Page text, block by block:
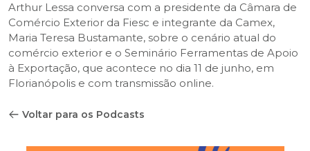
Arthur Lessa conversa com a presidente da Câmara de
Comércio Exterior da Fiesc e integrante da Camex,
Maria Teresa Bustamante, sobre o cenário atual do
comércio exterior e o Seminário Ferramentas de Apoio
à Exportação, que acontece no dia 11 de junho, em
Florianópolis e com transmissão online.
Voltar para os Podcasts